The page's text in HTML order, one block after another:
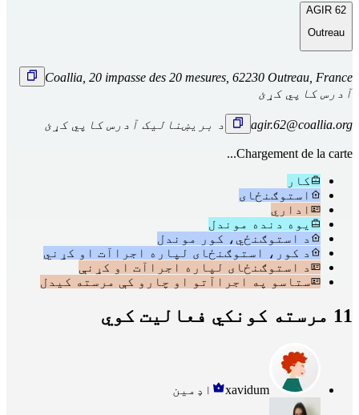
AGIR 62
Outreau
Coallia, 20 impasse des 20 mesures, 62230 Outreau, France
آدرس کاپي کړئ
agir.62@coallia.org د بریښنالیک آدرس کاپي کړئ
Chargement de la carte...
کار
استوګنځای
اداري
یوه دنده موندل
د استوګنځي، کور موندل
د کور، استوګنځای لپاره اجراآت او کړني
د استوګنځای لپاره اجراآت او کړنې
ستاسو په اجراآتو او چارو کې مرسته کیدل
11 مرسته کونکي فعالیت کوي
xavidum اډمین